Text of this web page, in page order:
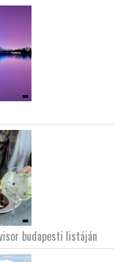
budapesti listáján